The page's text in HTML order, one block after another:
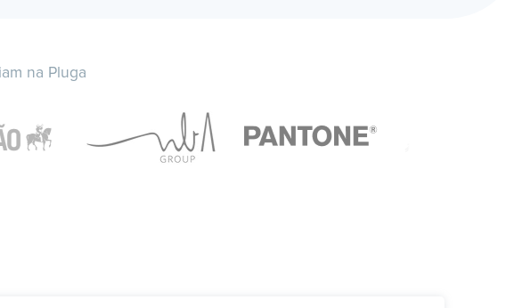
na Pluga